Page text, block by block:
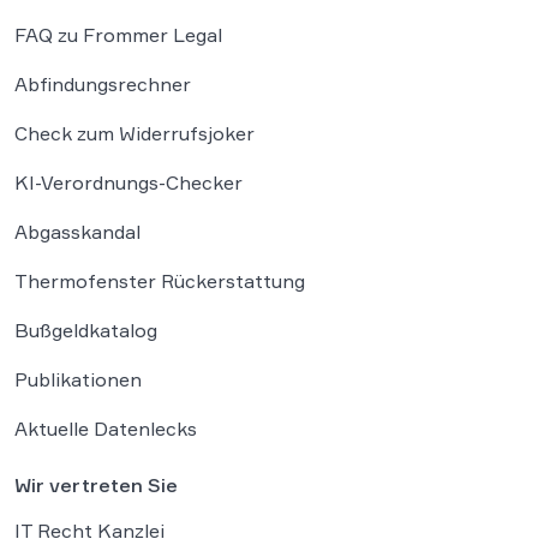
FAQ zu Frommer Legal
Abfindungsrechner
Check zum Widerrufsjoker
KI-Verordnungs-Checker
Abgasskandal
Thermofenster Rückerstattung
Bußgeldkatalog
Publikationen
Aktuelle Datenlecks
Wir vertreten Sie
IT Recht Kanzlei